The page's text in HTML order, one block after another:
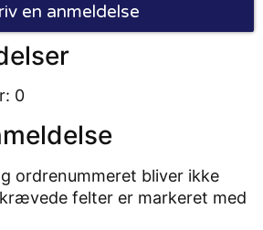
en anmeldelse
0
ordrenummeret bliver ikke
felter er markeret med